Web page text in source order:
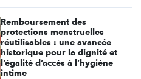
Remboursement des
protections menstruelles
réutilisables : une avancée
historique pour la dignité et
l’égalité d’accès à l’hygiène
intime